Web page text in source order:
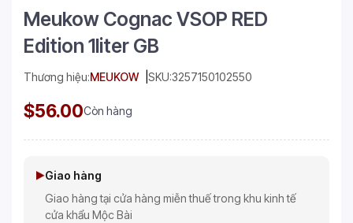
Meukow Cognac VSOP RED
Edition 1liter GB
Thương hiệu:MEUKOW SKU:3257150102550
$56.00Còn hàng
Giao hàng
Giao hàng tại cửa hàng miễn thuế trong khu kinh tế
cửa khẩu Mộc Bài